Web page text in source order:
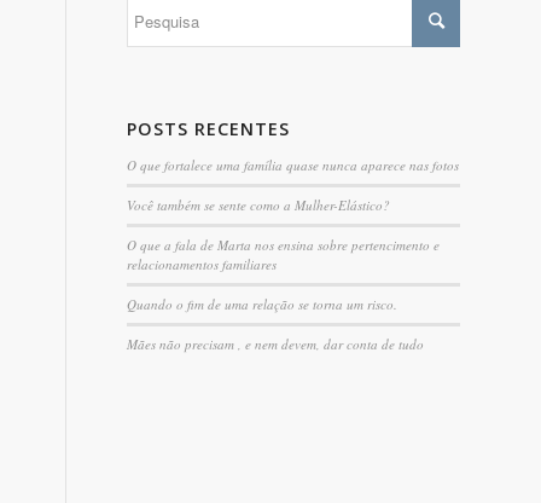
POSTS RECENTES
O que fortalece uma família quase nunca aparece nas fotos
Você também se sente como a Mulher-Elástico?
O que a fala de Marta nos ensina sobre pertencimento e
relacionamentos familiares
Quando o fim de uma relação se torna um risco.
Mães não precisam , e nem devem, dar conta de tudo